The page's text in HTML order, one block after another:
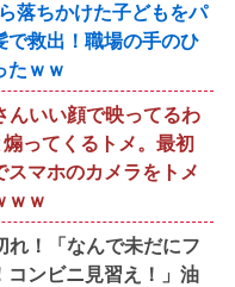
落ちかけた子どもをパ
で救出！職場の手のひ
たｗｗ
んいい顔で映ってるわ
ってくるトメ。最初
マホのカメラをトメ
ｗｗ
れ！「なんで未だにフ
コンビニ見習え！」油